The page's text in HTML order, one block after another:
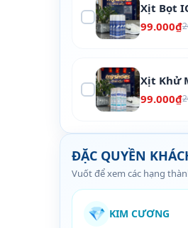
Xịt Bọt
99.000₫
Xịt Khử
99.000₫
ĐẶC QUYỀN
Vuốt để xem các hạng
💎 KIM CƯƠNG